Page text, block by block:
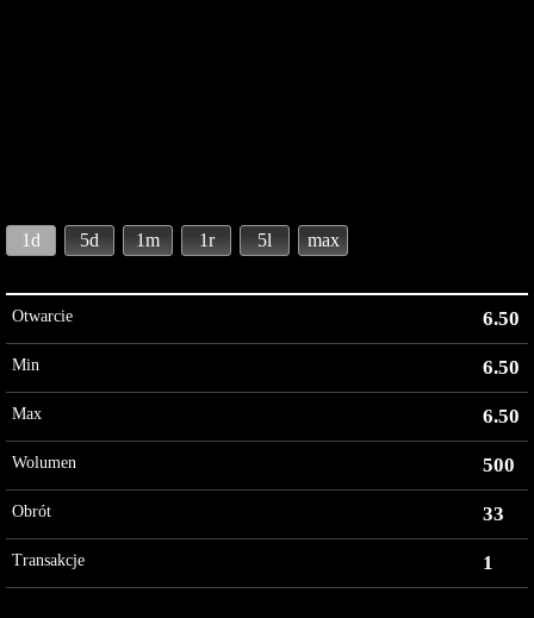
1d 5d 1m 1r 5l max
Otwarcie 6.50
Min 6.50
Max 6.50
Wolumen 500
Obrót 33
Transakcje 1